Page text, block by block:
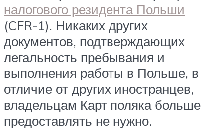
налогового резидента Польши
(CFR-1). Никаких других
документов, подтверждающих
легальность пребывания и
выполнения работы в Польше, в
отличие от других иностранцев,
владельцам Карт поляка больше
предоставлять не нужно.